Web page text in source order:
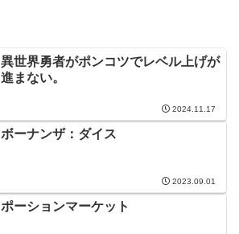
異世界勇者がポンコツでレベル上げが
進まない。
2024.11.17
ボーナンザ：ダイス
2023.09.01
ポーションマーケット